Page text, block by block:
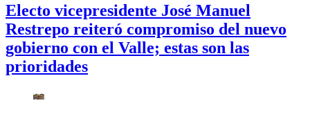
Electo vicepresidente José Manuel
Restrepo reiteró compromiso del nuevo
gobierno con el Valle; estas son las
prioridades